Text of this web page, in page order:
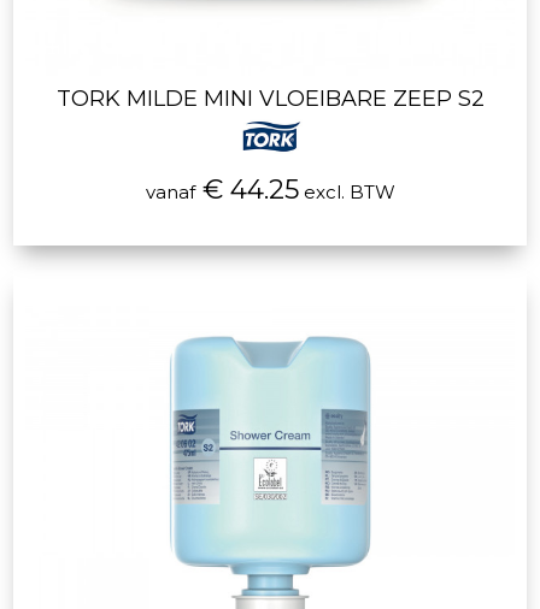
TORK MILDE MINI VLOEIBARE ZEEP S2
vanaf€ 44.25excl. BTW